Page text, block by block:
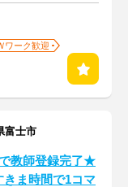
ワーク歓迎
富士市
で教師登録完了★
ま時間で1コマ